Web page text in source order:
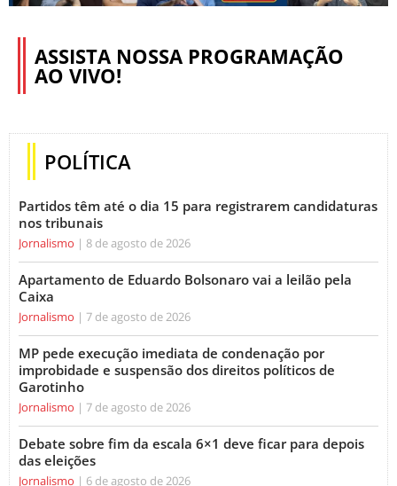
ASSISTA NOSSA PROGRAMAÇÃO
AO VIVO!
POLÍTICA
Partidos têm até o dia 15 para registrarem candidaturas
nos tribunais
Jornalismo 8 de agosto de 2026
Apartamento de Eduardo Bolsonaro vai a leilão pela
Caixa
Jornalismo 7 de agosto de 2026
MP pede execução imediata de condenação por
improbidade e suspensão dos direitos políticos de
Garotinho
Jornalismo 7 de agosto de 2026
Debate sobre fim da escala 6×1 deve ficar para depois
das eleições
Jornalismo 6 de agosto de 2026